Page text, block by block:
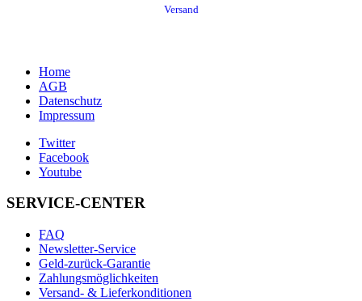
Versand
Home
AGB
Datenschutz
Impressum
Twitter
Facebook
Youtube
SERVICE-CENTER
FAQ
Newsletter-Service
Geld-zurück-Garantie
Zahlungsmöglichkeiten
Versand- & Lieferkonditionen